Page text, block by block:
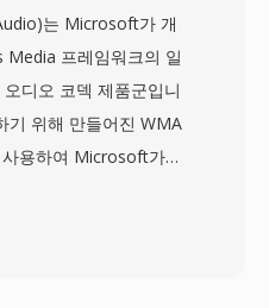
하며, 명명 규칙
츠의 타이틀 및 파트 구
파일은 UDF 파일 시
위해 약 1GB로 제한되
일에 걸쳐 끊김 없이 이
및
는 Microsoft가 개
프레임워크의 일
디오 코덱 제품군입니
기 위해 만들어진 WMA
용하여 Microsoft가
에서도 CD에 가까운